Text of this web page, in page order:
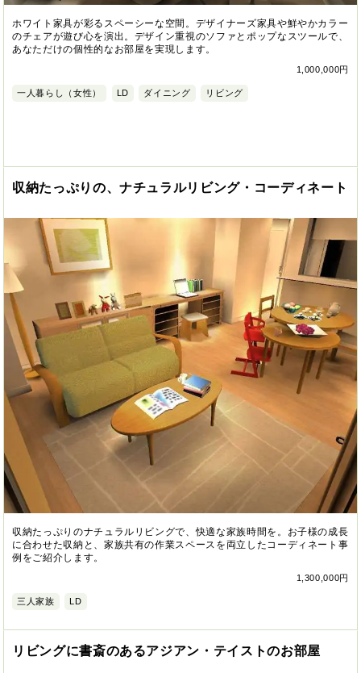
ホワイト家具が彩るスペーシーな空間。デザイナーズ家具や鮮やかカラー
のチェアが遊び心を演出。デザイン重視のソファとポップなスツールで、
あなただけの個性的なお部屋を実現します。
1,000,000円
一人暮らし（女性） LD ダイニング リビング
収納たっぷりの、ナチュラルリビング・コーディネート
収納たっぷりのナチュラルリビングで、快適な家族時間を。お子様の成長
に合わせた収納と、家族共有の作業スペースを両立したコーディネート事
例をご紹介します。
1,300,000円
三人家族 LD
リビングに書斎のあるアジアン・テイストのお部屋